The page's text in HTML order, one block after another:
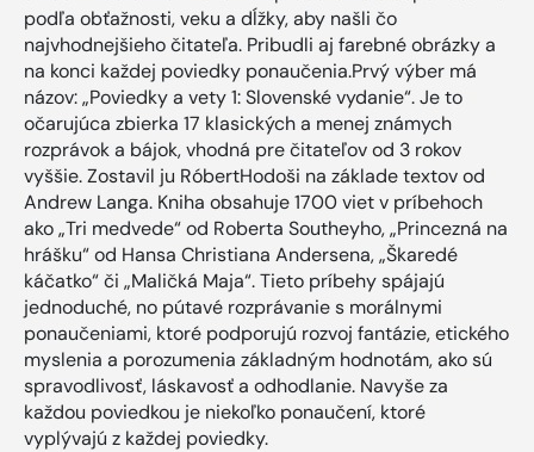
podľa obťažnosti, veku a dĺžky, aby našli čo
najvhodnejšieho čitateľa. Pribudli aj farebné obrázky a
na konci každej poviedky ponaučenia.Prvý výber má
názov: „Poviedky a vety 1: Slovenské vydanie“. Je to
očarujúca zbierka 17 klasických a menej známych
rozprávok a bájok, vhodná pre čitateľov od 3 rokov
vyššie. Zostavil ju RóbertHodoši na základe textov od
Andrew Langa. Kniha obsahuje 1700 viet v príbehoch
ako „Tri medvede“ od Roberta Southeyho, „Princezná na
hrášku“ od Hansa Christiana Andersena, „Škaredé
káčatko“ či „Maličká Maja“. Tieto príbehy spájajú
jednoduché, no pútavé rozprávanie s morálnymi
ponaučeniami, ktoré podporujú rozvoj fantázie, etického
myslenia a porozumenia základným hodnotám, ako sú
spravodlivosť, láskavosť a odhodlanie. Navyše za
každou poviedkou je niekoľko ponaučení, ktoré
vyplývajú z každej poviedky.